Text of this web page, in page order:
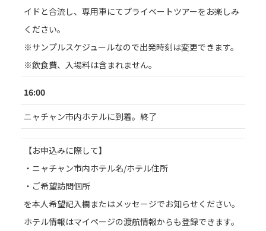
イドと合流し、専用車にてプライベートツアーをお楽しみ
ください。
※サンプルスケジュールなので出発時刻は変更できます。
※飲食費、入場料は含まれません。
16:00
ニャチャン市内ホテルに到着。終了
【お申込みに際して】
・ニャチャン市内ホテル名/ホテル住所
・ご希望訪問個所
を本人希望記入欄またはメッセージでお知らせください。
ホテル情報はマイページの渡航情報からも登録できます。